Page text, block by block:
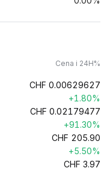
Cena i 24H%
CHF 0.00629627
+1.80%
CHF 0.02179477
+91.30%
CHF 205.90
+5.50%
CHF 3.97